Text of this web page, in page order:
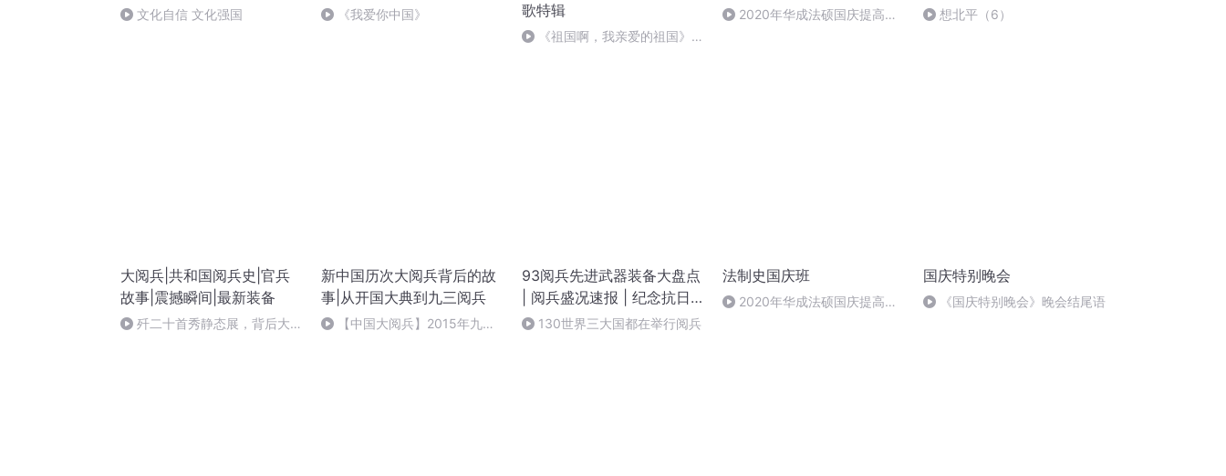
文化自信 文化强国 《我爱你中国》
歌特辑
《祖国啊，我亲爱的祖国》温
2020年华成法硕国庆提高班
想北平（6）
大阅兵|共和国阅兵史|官兵
故事|震撼瞬间|最新装备
歼二十首秀静态展，背后大揭
新中国历次大阅兵背后的故
事|从开国大典到九三阅兵
【中国大阅兵】2015年九三
93阅兵先进武器装备大盘点
| 阅兵盛况速报 | 纪念抗日
战争胜利80周年大阅兵
130世界三大国都在举行阅兵
法制史国庆班
2020年华成法硕国庆提高班
国庆特别晚会
《国庆特别晚会》晚会结尾语